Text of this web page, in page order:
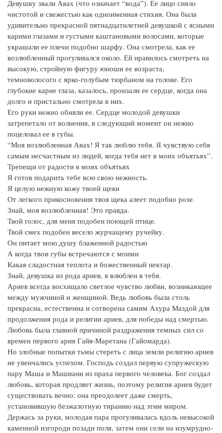
Девушку звали Авах (что означает “вода”). Ее лицо сияло
чистотой и свежестью как одноименная стихия. Она была
удивительно прекрасной пятнадцатилетней девушкой с ясными
карими глазами и густыми каштановыми волосами, которые
украшали ее плечи подобно шарфу. Она смотрела, как ее
возлюбленный прогуливался около. Ей нравилось смотреть на
высокую, стройную фигуру юноши ее возраста,
темноволосого с ярко-голубым тюрбаном на голове. Его
глубокие карие глаза, казалось, пронзали ее сердце, когда она
долго и пристально смотрела в них.
Его руки нежно обняли ее. Сердце молодой девушки
затрепетало от волнения, в следующий момент он нежно
поцеловал ее в губы.
“Моя возлюбленная Авах! Я так люблю тебя. Я чувствую себя
самым несчастным из людей, когда тебя нет в моих объятьях”.
Трепещи от радости в моих объятьях
Я готов подарить тебе всю свою нежность.
Я целую нежную кожу твоей щеки
От легкого прикосновения твоя щека алеет подобно розе.
Знай, моя возлюбленная! Это правда.
Твой голос, для меня подобен поющей птице.
Твой смех подобен весело журчащему ручейку.
Он питает мою душу блаженной радостью
А когда твои губы встречаются с моими
Какая сладостная теплота и божественный нектар.
Знай, девушка из рода ариев, я влюблен в тебя.
Ариев всегда восхищало светлое чувство любви, возникающее
между мужчиной и женщиной. Ведь любовь была столь
прекрасна, естественна и сотворена самим Ахура Маздой для
продолжения рода и религии ариев, для победы над смертью.
Любовь была главной причиной раздражения темных сил со
времен первого ария Гайя-Маретана (Гайомарда).
Но злобные попытки тьмы стереть с лица земли религию ариев
не увенчались успехом. Господь создал первую супружескую
пару Маша и Машиани из праха первого человека. Бог создал
любовь, которая продляет жизнь, поэтому религия ариев будет
существовать вечно: она преодолеет даже смерть,
установившую безжалотную тиранию над этим миром.
Держась за руки, молодая пара прогуливалась вдоль невысокой
каменной изгороди позади поля, затем они сели на изумрудно-